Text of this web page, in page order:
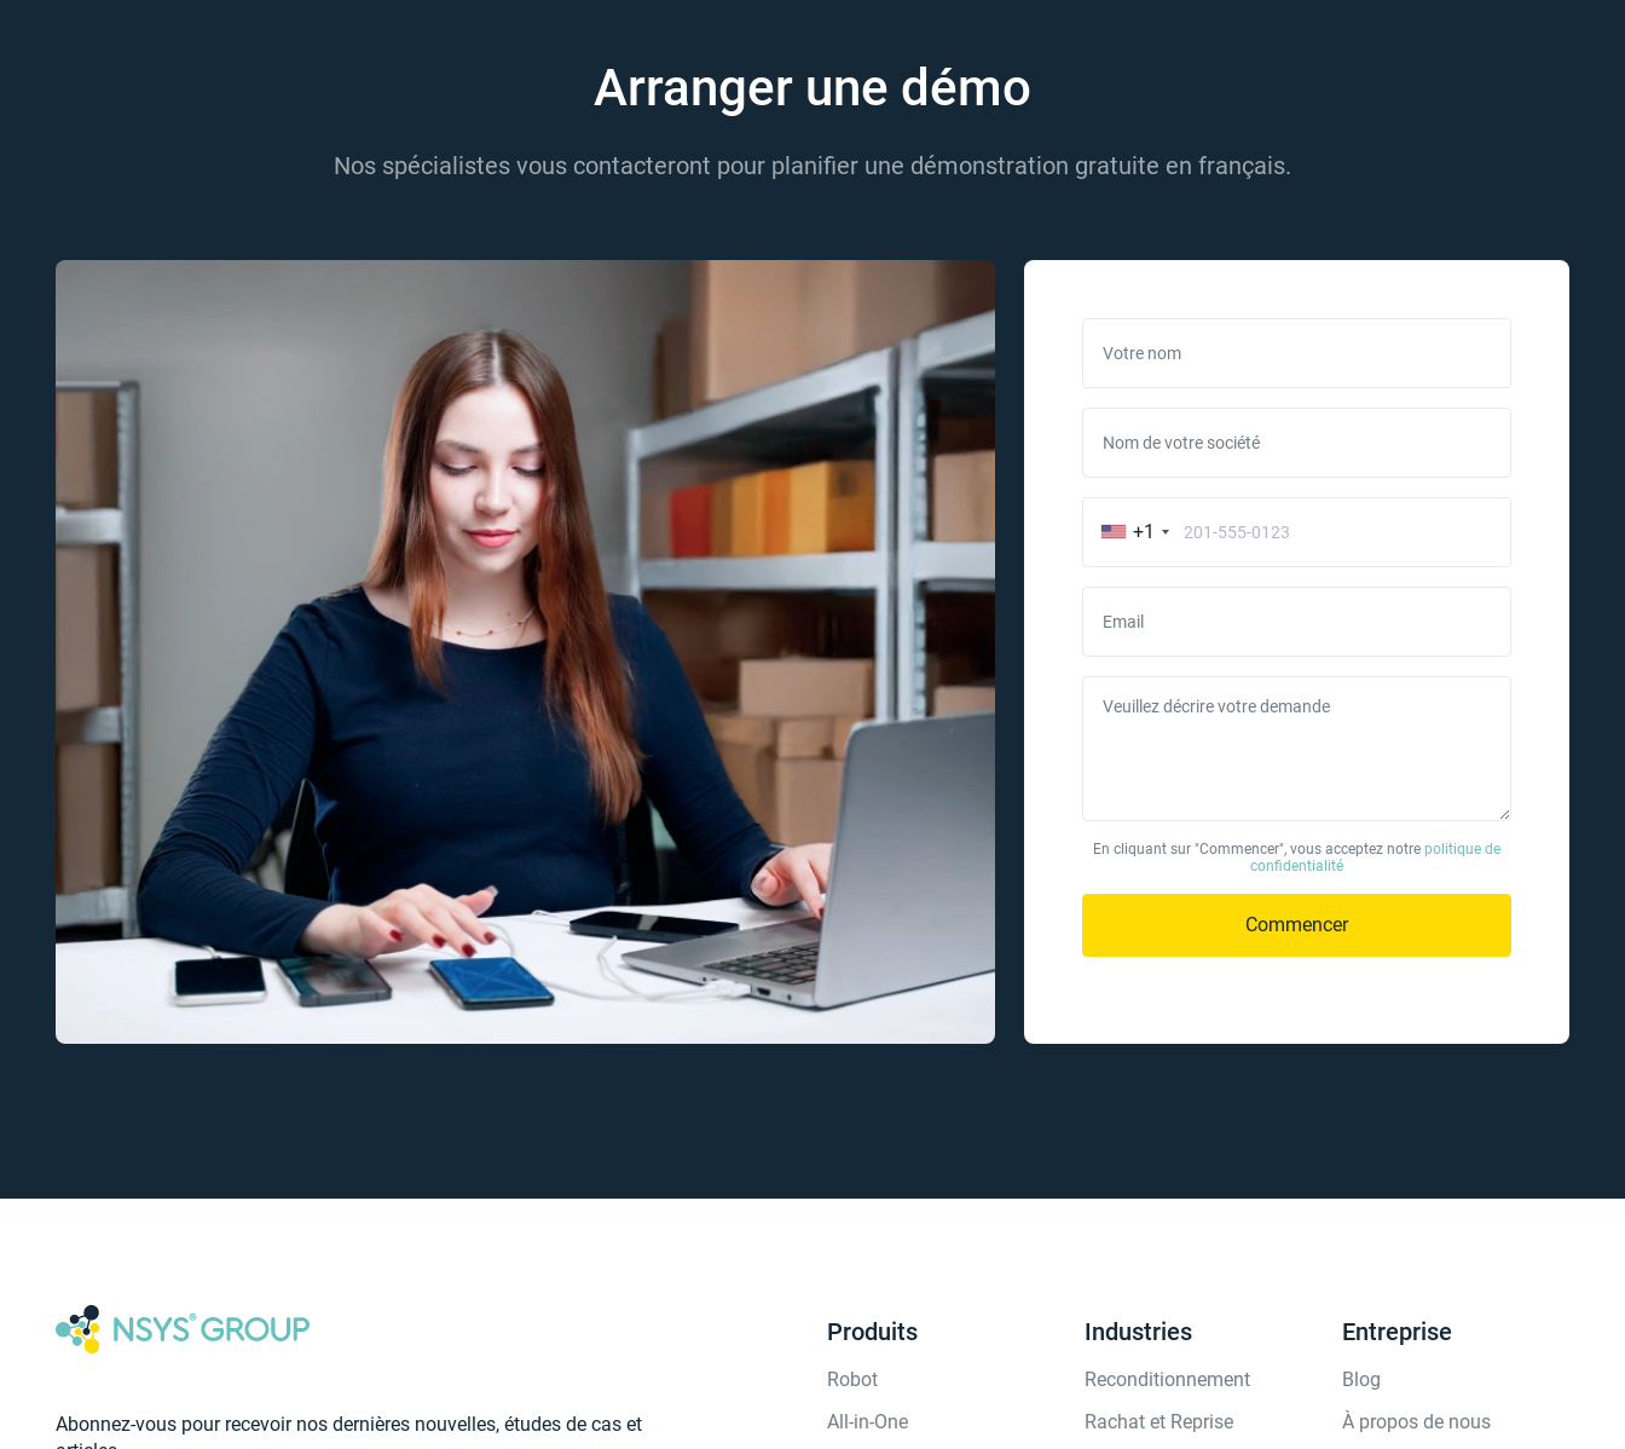
Arranger une démo
Nos spécialistes vous contacteront pour planifier une démonstration gratuite en français.
Votre nom
Nom de votre société
+1
Email
Veuillez décrire votre demande
En cliquant sur "Commencer", vous acceptez notrepolitique de
confidentialité
Commencer
Abonnez-vous pour recevoir nos dernières nouvelles, études de cas et
Produits
Robot
All-in-One
Industries
Reconditionnement
Rachat et Reprise
Entreprise
Blog
À propos de nous